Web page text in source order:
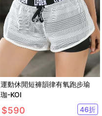
運動休閒短褲韻律有氧跑步瑜
珈-KOI
$590 46折